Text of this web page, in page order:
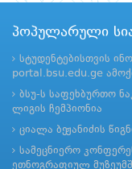
პოპულარული
სტუდენტებისთვის
portal.bsu.edu.ge
ბსუ-ს საფეხბურთო
ლიგის ჩემპიონია
ციალა ბეჟანიძის
სამეცნიერო
ეთნოგრაფიულ